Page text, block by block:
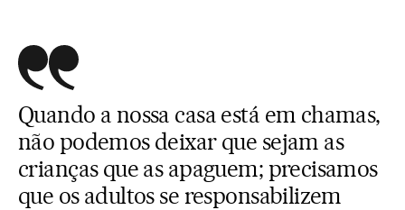
Quando a nossa casa está em chamas,
não podemos deixar que sejam as
crianças que as apaguem; precisamos
que os adultos se responsabilizem